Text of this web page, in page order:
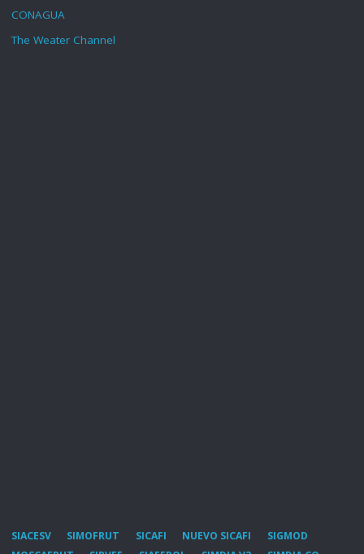
CONAGUA
The Weater Channel
SIACESV SIMOFRUT SICAFI NUEVO SICAFI
SIGMOD